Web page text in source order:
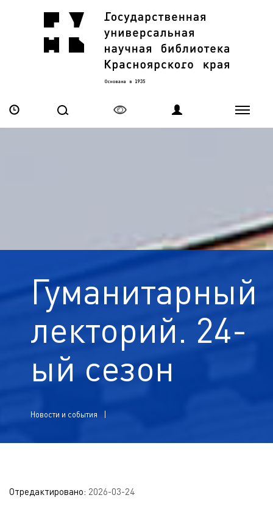
Гуманитарный
лекторий. 24-
ый сезон
Новости и события
Отредактировано: 2026-03-24